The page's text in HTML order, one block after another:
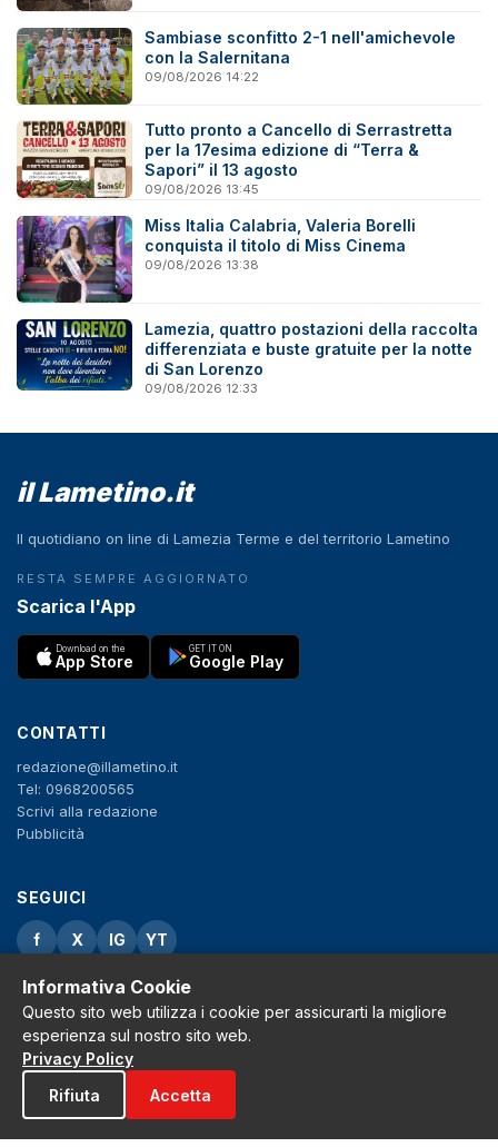
Sambiase sconfitto 2-1 nell'amichevole
con la Salernitana
09/08/2026 14:22
Tutto pronto a Cancello di Serrastretta
per la 17esima edizione di “Terra &
Sapori” il 13 agosto
09/08/2026 13:45
Miss Italia Calabria, Valeria Borelli
conquista il titolo di Miss Cinema
09/08/2026 13:38
Lamezia, quattro postazioni della raccolta
differenziata e buste gratuite per la notte
di San Lorenzo
09/08/2026 12:33
il Lametino.it
Il quotidiano on line di Lamezia Terme e del territorio Lametino
RESTA SEMPRE AGGIORNATO
Scarica l'App
Download on the
App Store
GET IT ON
Google Play
CONTATTI
redazione@illametino.it
Tel: 0968200565
Scrivi alla redazione
Pubblicità
SEGUICI
f X IG YT
Privacy Policy
Cookie Policy
Note legali
La Redazione
© 2026 Grh s.r.l. - P.iva 02650550797 - Tutti i diritti sono riservati
Informativa Cookie
Questo sito web utilizza i cookie per assicurarti la migliore
esperienza sul nostro sito web.
Privacy Policy
Rifiuta
Accetta